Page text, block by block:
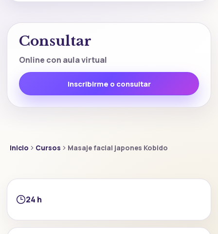
Consultar
Online con aula virtual
Inscribirme o consultar
Inicio Cursos Masaje facial japones Kobido
24 h